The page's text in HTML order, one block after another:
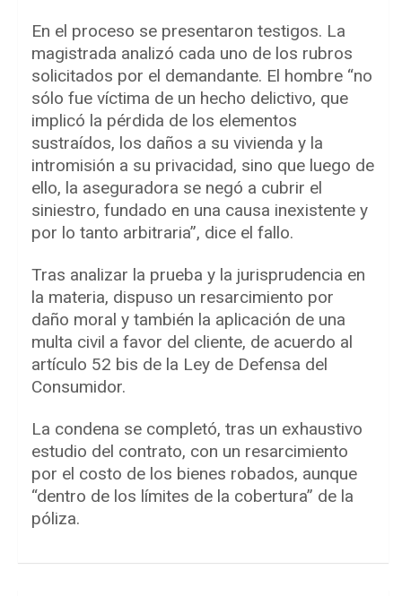
En el proceso se presentaron testigos. La
magistrada analizó cada uno de los rubros
solicitados por el demandante. El hombre “no
sólo fue víctima de un hecho delictivo, que
implicó la pérdida de los elementos
sustraídos, los daños a su vivienda y la
intromisión a su privacidad, sino que luego de
ello, la aseguradora se negó a cubrir el
siniestro, fundado en una causa inexistente y
por lo tanto arbitraria”, dice el fallo.
Tras analizar la prueba y la jurisprudencia en
la materia, dispuso un resarcimiento por
daño moral y también la aplicación de una
multa civil a favor del cliente, de acuerdo al
artículo 52 bis de la Ley de Defensa del
Consumidor.
La condena se completó, tras un exhaustivo
estudio del contrato, con un resarcimiento
por el costo de los bienes robados, aunque
“dentro de los límites de la cobertura” de la
póliza.